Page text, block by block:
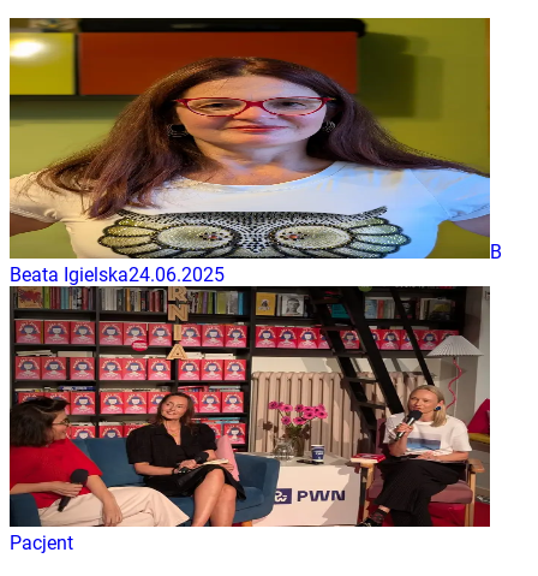
B
Beata Igielska24.06.2025
Pacjent